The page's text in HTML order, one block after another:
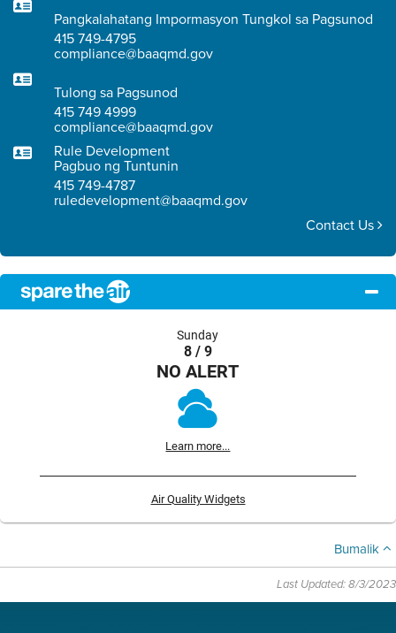
Pangkalahatang Impormasyon Tungkol sa Pagsunod
415 749-4795
compliance@baaqmd.gov
Tulong sa Pagsunod
415 749 4999
compliance@baaqmd.gov
Rule Development
Pagbuo ng Tuntunin
415 749-4787
ruledevelopment@baaqmd.gov
Contact Us
Sunday
8 / 9
NO ALERT
Learn more...
Air Quality Widgets
Bumalik
Last Updated: 8/3/2023